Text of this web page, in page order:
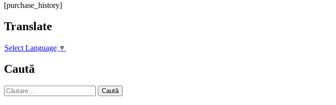
[purchase_history]
Translate
Select Language ▼
Caută
Caută
după: